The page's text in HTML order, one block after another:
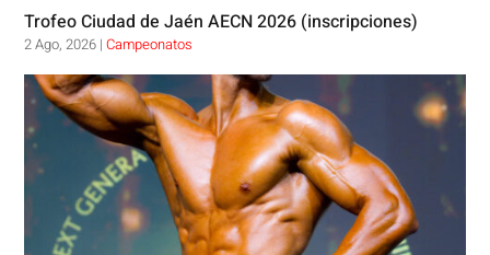
Trofeo Ciudad de Jaén AECN 2026 (inscripciones)
2 Ago, 2026 |Campeonatos